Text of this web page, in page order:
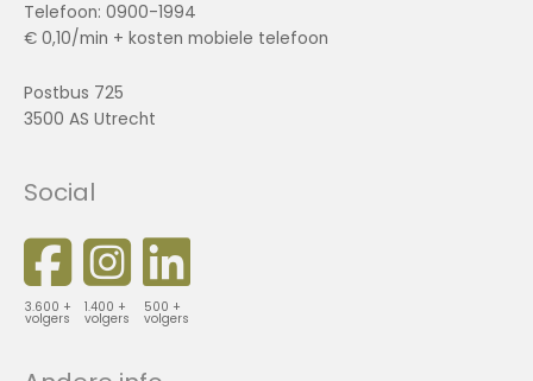
Telefoon: 0900-1994
€ 0,10/min + kosten mobiele telefoon
Postbus 725
3500 AS Utrecht
Social
3.600 +
volgers
1.400 +
volgers
500 +
volgers